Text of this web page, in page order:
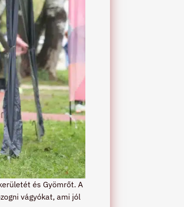
és Gyömrőt. A
vágyókat, ami jól